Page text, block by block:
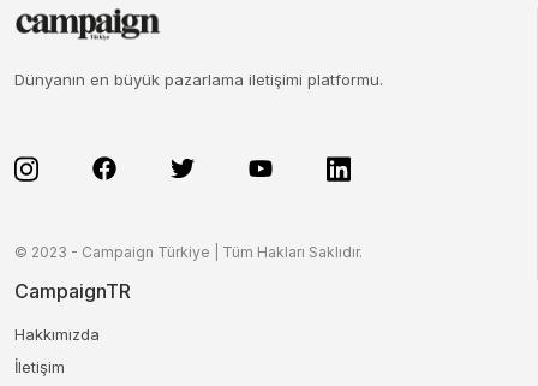
Dünyanın en büyük pazarlama iletişimi platformu.
© 2023 - Campaign Türkiye | Tüm Hakları Saklıdır.
CampaignTR
Hakkımızda
İletişim